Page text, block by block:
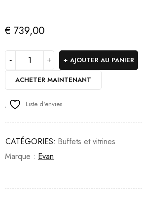
€ 739,00
AJOUTER AU PANIER
ACHETER MAINTENANT
Liste d'envies
CATÉGORIES: Buffets et vitrines
Marque : Evan